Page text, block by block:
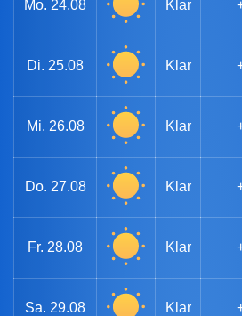
Mo. 24.08 Klar
Di. 25.08 Klar
Mi. 26.08 Klar
Do. 27.08 Klar
Fr. 28.08 Klar
Sa. 29.08 Klar